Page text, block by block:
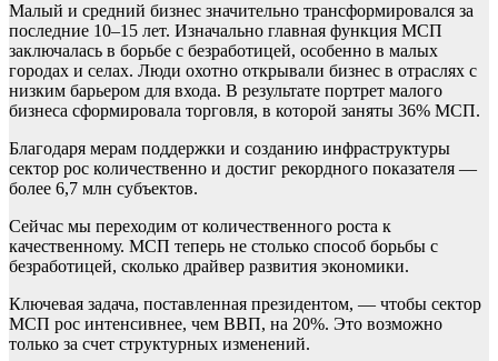
Малый и средний бизнес значительно трансформировался за
последние 10–15 лет. Изначально главная функция МСП
заключалась в борьбе с безработицей, особенно в малых
городах и селах. Люди охотно открывали бизнес в отраслях с
низким барьером для входа. В результате портрет малого
бизнеса сформировала торговля, в которой заняты 36% МСП.
Благодаря мерам поддержки и созданию инфраструктуры
сектор рос количественно и достиг рекордного показателя —
более 6,7 млн субъектов.
Сейчас мы переходим от количественного роста к
качественному. МСП теперь не столько способ борьбы с
безработицей, сколько драйвер развития экономики.
Ключевая задача, поставленная президентом, — чтобы сектор
МСП рос интенсивнее, чем ВВП, на 20%. Это возможно
только за счет структурных изменений.